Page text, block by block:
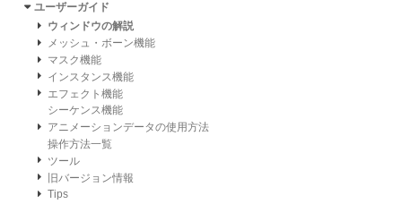
ユーザーガイド
ウィンドウの解説
メッシュ・ボーン機能
マスク機能
インスタンス機能
エフェクト機能
シーケンス機能
アニメーションデータの使用方法
操作方法一覧
ツール
旧バージョン情報
Tips